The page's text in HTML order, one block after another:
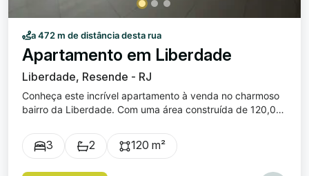
a 472 m de distância desta rua
Apartamento em Liberdade
Liberdade, Resende - RJ
Conheça este incrível apartamento à venda no charmoso
bairro da Liberdade. Com uma área construída de 120,08
oferece todo o conforto que você e sua família merecem.
O apartamento dispõe de 3 dormitórios, sendo 1
3 2 120 m²